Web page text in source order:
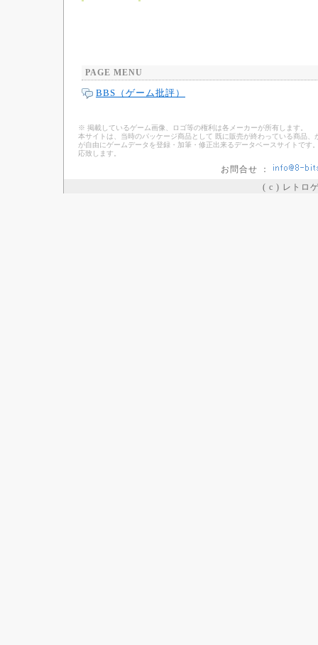
PAGE MENU
BBS（ゲーム批評）
※ 掲載しているゲーム画像、ロゴ等の権利は各メーカーが所有します。
本サイトは、当時のパッケージ商品として 既に販売が終わっている商品
が自由にゲームデータを登録・加筆・修正出来るデータベースサイトで
応致します。
お問合せ ：
( c ) レトロ